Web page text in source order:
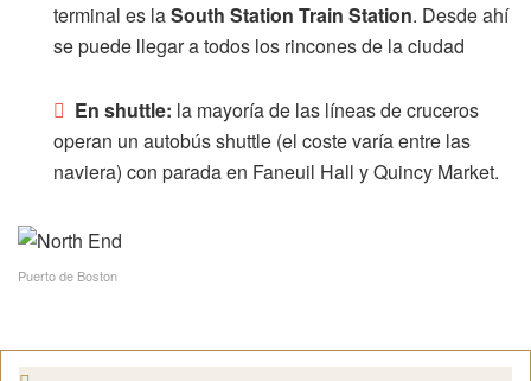
terminal es laSouth Station Train Station. Desde ahí
se puede llegar a todos los rincones de la ciudad
En shuttle: la mayoría de las líneas de cruceros
operan un autobús shuttle (el coste varía entre las
naviera) con parada en Faneuil Hall y Quincy Market.
Puerto de Boston